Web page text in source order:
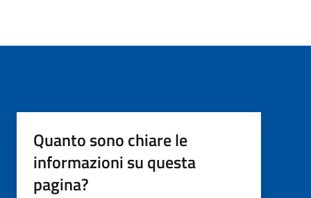
Quanto sono chiare le
informazioni su questa
pagina?